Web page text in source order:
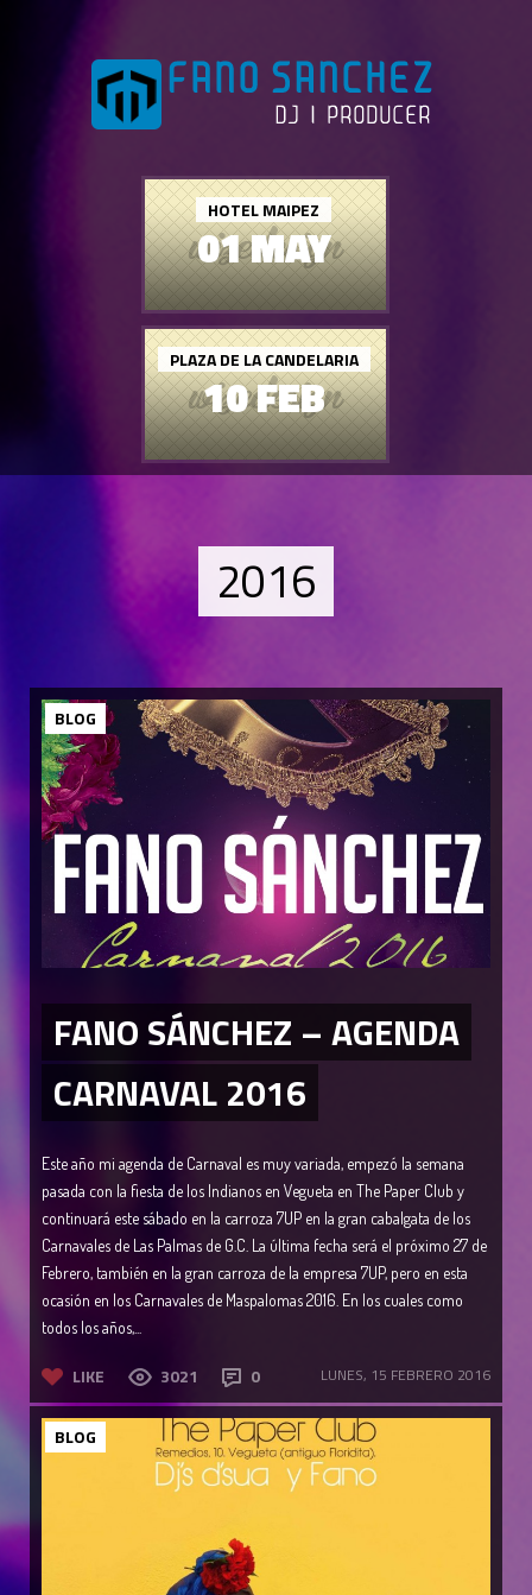
01 MAY
HOTEL MAIPEZ
10 FEB
PLAZA DE LA CANDELARIA
2016
BLOG
FANO SÁNCHEZ – AGENDA
CARNAVAL 2016
Este año mi agenda de Carnaval es muy variada, empezó la semana
pasada con la fiesta de los Indianos en Vegueta en The Paper Club y
continuará este sábado en la carroza 7UP en la gran cabalgata de los
Carnavales de Las Palmas de G.C. La última fecha será el próximo 27 de
Febrero, también en la gran carroza de la empresa 7UP, pero en esta
ocasión en los Carnavales de Maspalomas 2016. En los cuales como
todos los años,...
LIKE 3021 0 LUNES, 15 FEBRERO 2016
BLOG